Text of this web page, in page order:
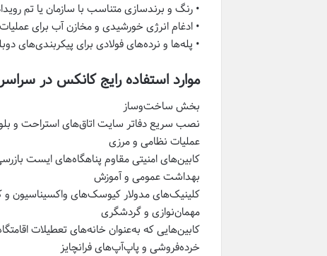
• رنگ و برندسازی متناسب با سازمان یا تم
• ادغام انرژی خورشیدی و مخازن آب برای
• پله‌ها و نرده‌های فولادی برای
موارد استفاده رایج کانکس در سراسر
بخش ساخت‌وساز
نصب سریع دفاتر سایت اتاق‌های استراحت و
عملیات نظامی و مرزی
کابین‌های امنیتی مقاوم پناهگاه‌های ایست
بهداشت عمومی و آموزش
کلینیک‌های مدولار کیوسک‌های واکسیناسیون
مهمان‌نوازی و گردشگری
کابین‌هایی که به‌عنوان خانه‌های تعطیلات
خرده‌فروشی و پاپ‌آپ‌های فرانچایز